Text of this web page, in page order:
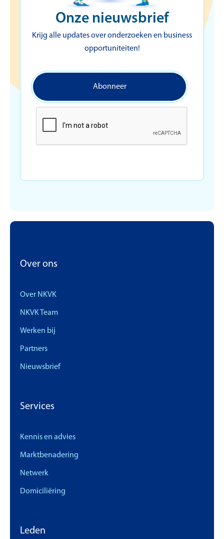
Onze nieuwsbrief
Krijg alle updates over onderzoeken en business
opportuniteiten!
Over ons
Over NKVK
NKVK Team
Werken bij
Partners
Nieuwsbrief
Services
Kennis en advies
Marktbenadering
Netwerk
Domiciliëring
Leden